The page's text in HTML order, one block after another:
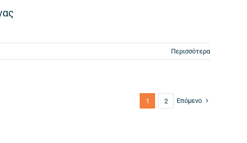
Περισσότερα
1 2 Επόμενο